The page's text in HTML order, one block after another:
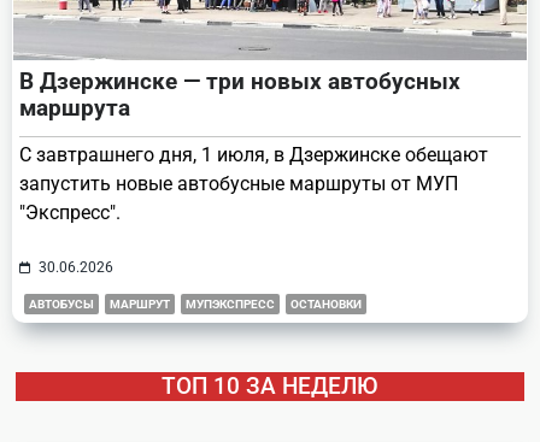
В Дзержинске — три новых автобусных
маршрута
С завтрашнего дня, 1 июля, в Дзержинске обещают
запустить новые автобусные маршруты от МУП
"Экспресс".
30.06.2026
АВТОБУСЫ МАРШРУТ МУПЭКСПРЕСС ОСТАНОВКИ
ТОП 10 ЗА НЕДЕЛЮ